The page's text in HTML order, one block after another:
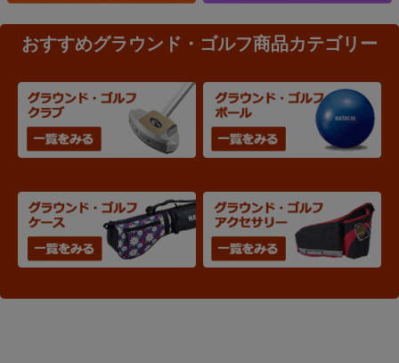
おすすめグラウンド・ゴルフ商品カテゴリー